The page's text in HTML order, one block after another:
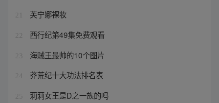
21 芙宁娜裸妆
22 西行纪第49集免费观看
23 海贼王最帅的10个图片
24 莽荒纪十大功法排名表
25 莉莉女王是D之一族的吗